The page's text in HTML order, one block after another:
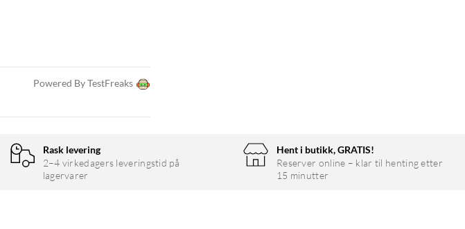
Powered By TestFreaks
Rask levering
2–4 virkedagers leveringstid på
lagervarer
Hent i butikk, GRATIS!
Reserver online – klar til henting etter
15 minutter